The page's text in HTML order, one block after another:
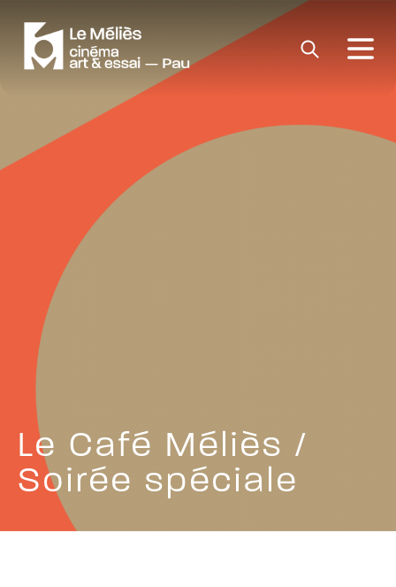
Le Café Méliès /
Soirée spéciale